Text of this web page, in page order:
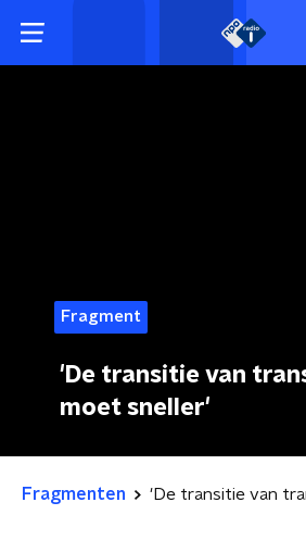
Fragment
'De transitie van
moet sneller'
Fragmenten